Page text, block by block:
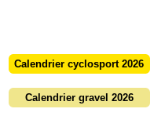
Calendrier cyclosport 2026
Calendrier gravel 2026